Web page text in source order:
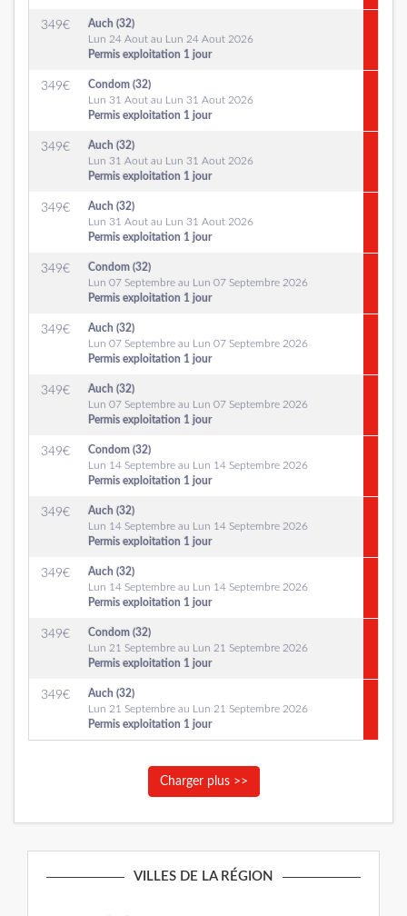
349€
Auch (32)
Lun 24 Aout au Lun 24 Aout 2026
Permis exploitation 1 jour
349€
Condom (32)
Lun 31 Aout au Lun 31 Aout 2026
Permis exploitation 1 jour
349€
Auch (32)
Lun 31 Aout au Lun 31 Aout 2026
Permis exploitation 1 jour
349€
Auch (32)
Lun 31 Aout au Lun 31 Aout 2026
Permis exploitation 1 jour
349€
Condom (32)
Lun 07 Septembre au Lun 07 Septembre 2026
Permis exploitation 1 jour
349€
Auch (32)
Lun 07 Septembre au Lun 07 Septembre 2026
Permis exploitation 1 jour
349€
Auch (32)
Lun 07 Septembre au Lun 07 Septembre 2026
Permis exploitation 1 jour
349€
Condom (32)
Lun 14 Septembre au Lun 14 Septembre 2026
Permis exploitation 1 jour
349€
Auch (32)
Lun 14 Septembre au Lun 14 Septembre 2026
Permis exploitation 1 jour
349€
Auch (32)
Lun 14 Septembre au Lun 14 Septembre 2026
Permis exploitation 1 jour
349€
Condom (32)
Lun 21 Septembre au Lun 21 Septembre 2026
Permis exploitation 1 jour
349€
Auch (32)
Lun 21 Septembre au Lun 21 Septembre 2026
Permis exploitation 1 jour
Charger plus >>
VILLES DE LA RÉGION